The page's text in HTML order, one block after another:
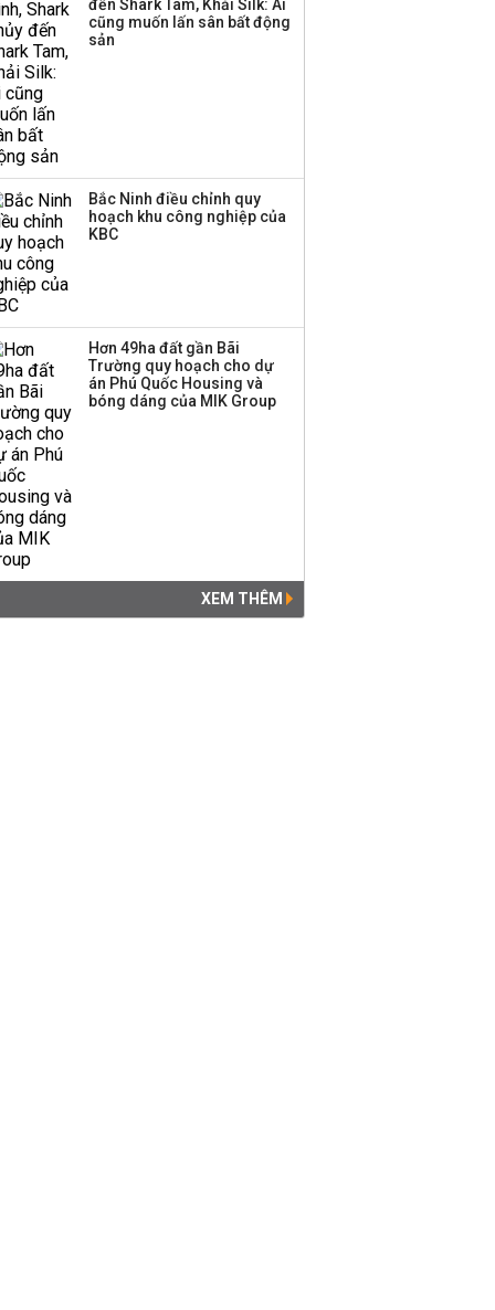
Thành viên HĐQT
đến Shark Tam, Khải Silk: Ai
cũng muốn lấn sân bất động
sản
Bắc Ninh điều chỉnh quy
hoạch khu công nghiệp của
KBC
Hơn 49ha đất gần Bãi
Trường quy hoạch cho dự
án Phú Quốc Housing và
bóng dáng của MIK Group
XEM THÊM